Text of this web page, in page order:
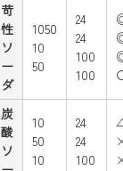
苛
性
ソ
ー
ダ
1050
10
50
24
24
100
100
炭
酸
ソ
10
50
10
24
24
100